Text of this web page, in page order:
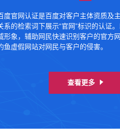
度官网认证是百度对客户主体资质及
系的检索词下展示“官网”标识的认证
形象，辅助网民快速识别客户的官方
鱼虚假网站对网民与客户的侵害。
查看更多